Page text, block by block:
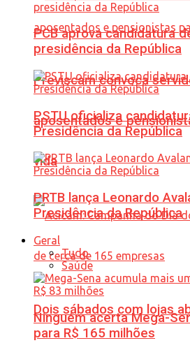
Previscam convoca
aposentados e
vida
Dois sábados com lojas
PCB aprova candidatura
presidência da República
PSTU oficializa
Presidência da República
PRTB lança Leonardo
Presidência da República
Geral
Tudo
Saúde
Ninguém acerta Mega-
para R$ 165 milhões